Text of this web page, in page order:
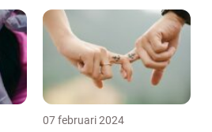
07 februari 2024